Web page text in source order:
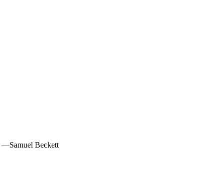
—Samuel Beckett